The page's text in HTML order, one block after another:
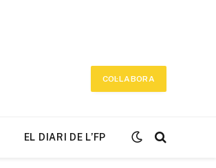
COL·LABORA
EL DIARI DE L’FP